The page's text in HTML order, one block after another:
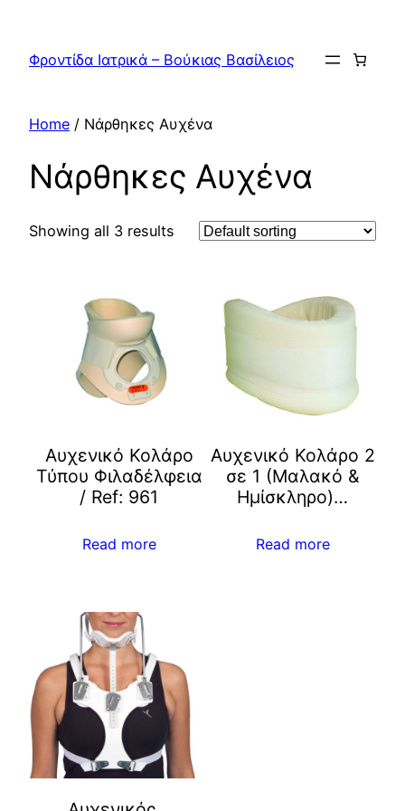
content
Φροντίδα Ιατρικά – Βούκιας Βασίλειος
Home / Νάρθηκες Αυχένα
Νάρθηκες Αυχένα
Showing all 3 results
Aυχενικό Κολάρο
Τύπου Φιλαδέλφεια
/ Ref: 961
Read more
Αυχενικό Κολάρο 2
σε 1 (Μαλακό &
Ημίσκληρο)…
Read more